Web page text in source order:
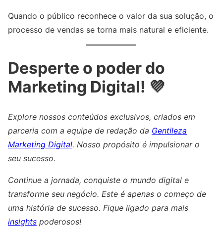
Quando o público reconhece o valor da sua solução, o
processo de vendas se torna mais natural e eficiente.
Desperte o poder do
Marketing Digital! 💜
Explore nossos conteúdos exclusivos, criados em
parceria com a equipe de redação da Gentileza
Marketing Digital. Nosso propósito é impulsionar o
seu sucesso.
Continue a jornada, conquiste o mundo digital e
transforme seu negócio. Este é apenas o começo de
uma história de sucesso. Fique ligado para mais
insights poderosos!